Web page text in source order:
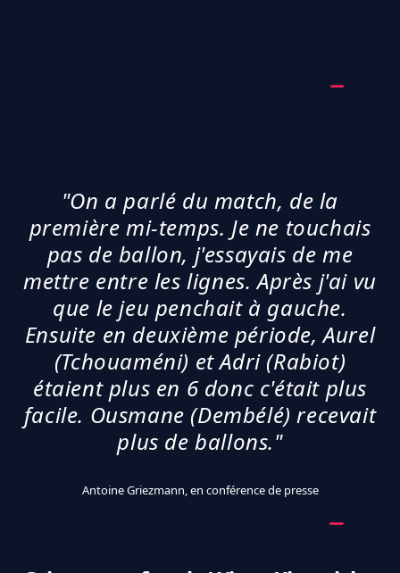
"On a parlé du match, de la
première mi-temps. Je ne touchais
pas de ballon, j'essayais de me
mettre entre les lignes. Après j'ai vu
que le jeu penchait à gauche.
Ensuite en deuxième période, Aurel
(Tchouaméni) et Adri (Rabiot)
étaient plus en 6 donc c'était plus
facile. Ousmane (Dembélé) recevait
plus de ballons."
Antoine Griezmann, en conférence de presse